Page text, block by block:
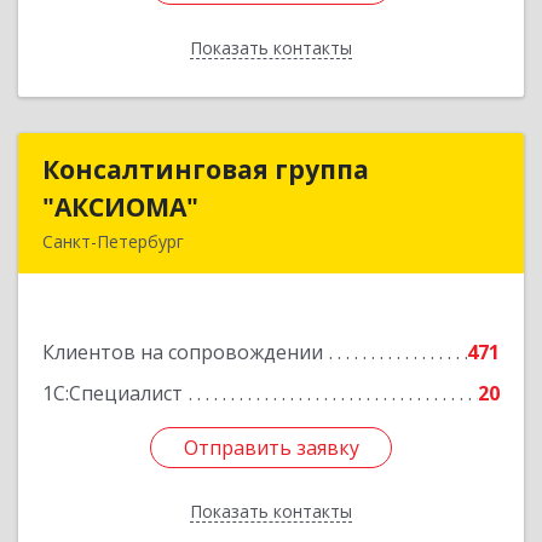
Показать контакты
Назад
Консалтинговая группа
"АКСИОМА"
Санкт-Петербург
Клиентов на сопровождении
471
1С:Специалист
20
Отправить заявку
Показать контакты
Консалтинговая группа
Подробнее
Отправить заявку
Назад